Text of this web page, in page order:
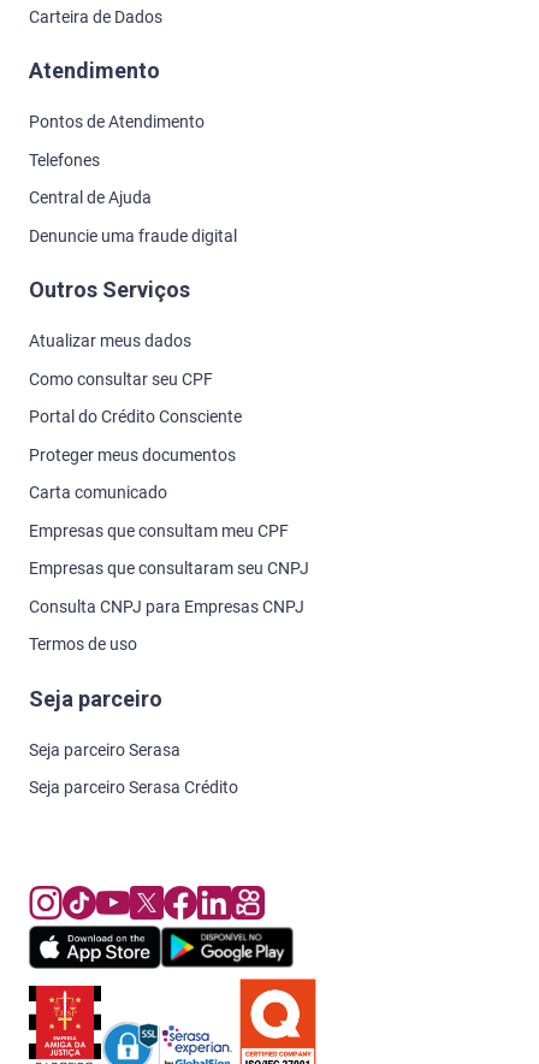
Carteira de Dados
Atendimento
Pontos de Atendimento
Telefones
Central de Ajuda
Denuncie uma fraude digital
Outros Serviços
Atualizar meus dados
Como consultar seu CPF
Portal do Crédito Consciente
Proteger meus documentos
Carta comunicado
Empresas que consultam meu CPF
Empresas que consultaram seu CNPJ
Consulta CNPJ para Empresas CNPJ
Termos de uso
Seja parceiro
Seja parceiro Serasa
Seja parceiro Serasa Crédito